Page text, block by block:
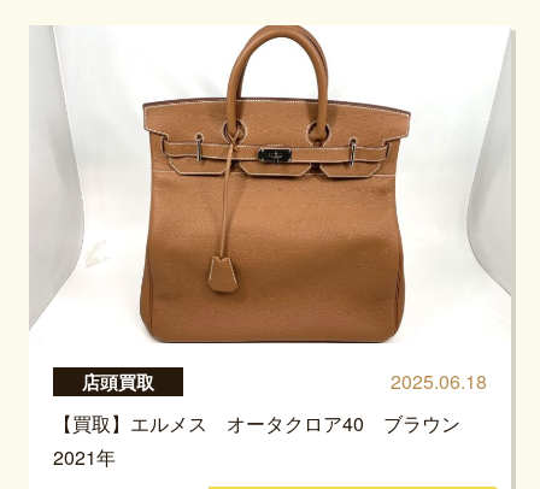
店頭買取
2025.06.18
【買取】エルメス オータクロア40 ブラウン
2021年